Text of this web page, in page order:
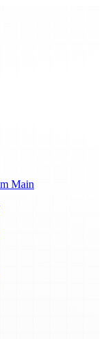
Main